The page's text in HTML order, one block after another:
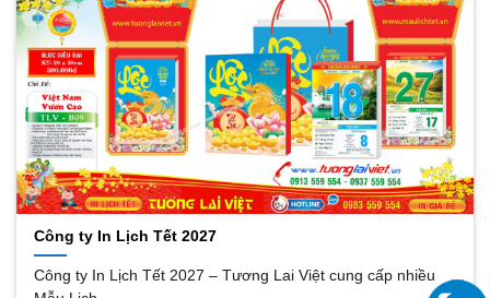
Công ty In Lịch Tết 2027
Công ty In Lịch Tết 2027 – Tương Lai Việt cung cấp nhiều